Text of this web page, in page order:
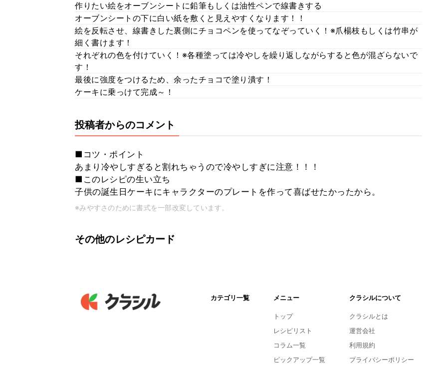
作りたい絵をオーブンシートに鉛筆もしくは油性ペンで線書きする
オーブンシートの下に白い紙を敷くと見えやすくなります！！
絵を反転させ、線書きした裏側にチョコペンを使ってなぞっていく！※爪楊枝もしくは竹串が
細く書けます！
それぞれの色を付けていく！※各種塗っては冷やしを繰り返しながらすると色が混ざらないで
す！
最後に強度をつけるため、余ったチョコで塗り潰す！
ケーキに乗っけて完成～！
投稿者からのコメント
■コツ・ポイント
あまり冷やしすぎると割れちゃうので冷やしすぎに注意！！！
■このレシピの生い立ち
子供の誕生日ケーキにキャラクターのプレートを作って喜ばせたかったから。
※みやすさのために書式を一部改変しています。
その他のレシピカード
カテゴリ一覧 メニュー
トップ
レシピリスト
コラム一覧
ピックアップ一覧
クラシルについて
クラシルとは
運営会社
利用規約
プライバシーポリシー